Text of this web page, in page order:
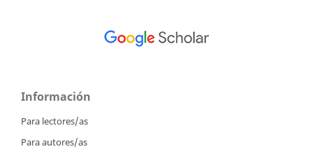
Información
Para lectores/as
Para autores/as